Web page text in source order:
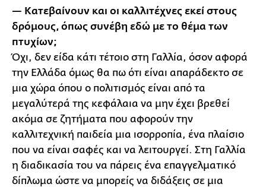
— Κατεβαίνουν και οι καλλιτέχνες εκεί στους
δρόμους, όπως συνέβη εδώ με το θέμα των
πτυχίων;
Όχι, δεν είδα κάτι τέτοιο στη Γαλλία, όσον αφορά
την Ελλάδα όμως θα πω ότι είναι απαράδεκτο σε
μια χώρα όπου ο πολιτισμός είναι από τα
μεγαλύτερά της κεφάλαια να μην έχει βρεθεί
ακόμα σε ζητήματα που αφορούν την
καλλιτεχνική παιδεία μια ισορροπία, ένα πλαίσιο
που να είναι σαφές και να λειτουργεί. Στη Γαλλία
η διαδικασία του να πάρεις ένα επαγγελματικό
δίπλωμα ώστε να μπορείς να διδάξεις σε μια